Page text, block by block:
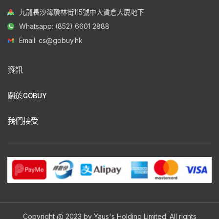
九龍長沙灣瓊林街115號中大貨倉大廈地下
Whatsapp: (852) 6601 2888
Email: cs@gobuy.hk
資訊
關於GOBUY
我們接受
Copyright @ 2023 by Yaus's Holding Limited. All rights